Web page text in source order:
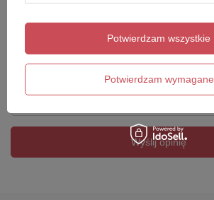
Twoje imię
Wyślij opinię
Potwierdzam wymagane
Potwierdzam wszystkie